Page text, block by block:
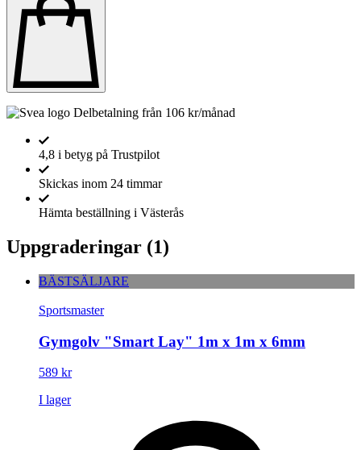
Delbetalning från 106 kr/månad
4,8 i betyg på Trustpilot
Skickas inom 24 timmar
Hämta beställning i Västerås
Uppgraderingar (1)
BÄSTSÄLJARE
Sportsmaster
Gymgolv "Smart Lay" 1m x 1m x 6mm
589 kr
I lager